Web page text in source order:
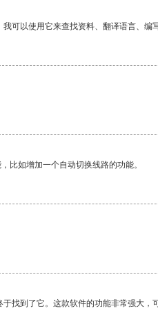
可以使用它来查找资料、翻译语言、编
比如增加一个自动切换线路的功能。
找到了它。这款软件的功能非常强大